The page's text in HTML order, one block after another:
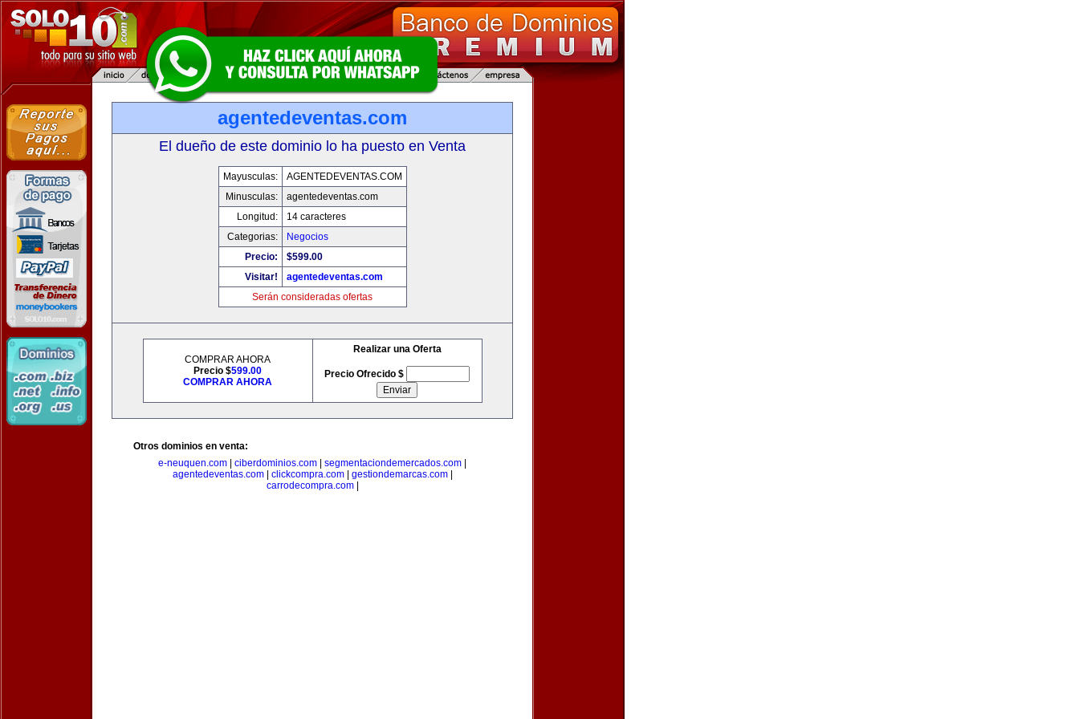
agentedeventas.com
El dueño de este dominio lo ha puesto en Venta
Mayusculas:
AGENTEDEVENTAS.COM
Minusculas:
agentedeventas.com
Longitud:
14 caracteres
Categorias:
Negocios
Precio:
$599.00
Visitar!
agentedeventas.com
Serán consideradas ofertas
COMPRAR AHORA
Precio $599.00
COMPRAR AHORA
Realizar una Oferta
Precio Ofrecido $
Otros dominios en venta:
e-neuquen.com
ciberdominios.com segmentaciondemercados.com
agentedeventas.com| clickcompra.com| gestiondemarcas.com|
carrodecompra.com|